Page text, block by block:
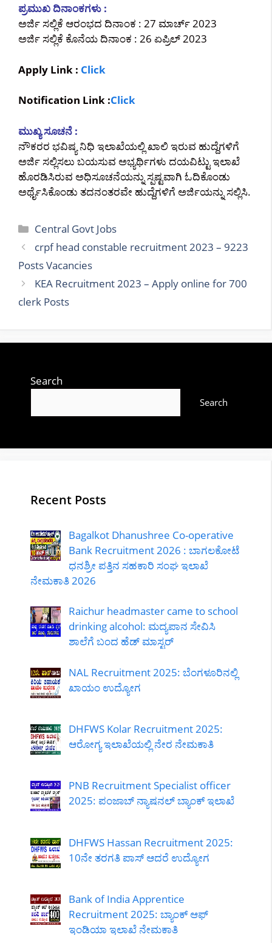
ಪ್ರಮುಖ ದಿನಾಂಕಗಳು :
ಅರ್ಜಿ ಸಲ್ಲಿಕೆ ಆರಂಭದ ದಿನಾಂಕ : 27 ಮಾರ್ಚ್ 2023
ಅರ್ಜಿ ಸಲ್ಲಿಕೆ ಕೊನೆಯ ದಿನಾಂಕ : 26 ಏಪ್ರಿಲ್ 2023
Apply Link : Click
Notification Link :Click
ಮುಖ್ಯ ಸೂಚನೆ :
ನೌಕರರ ಭವಿಷ್ಯ ನಿಧಿ ಇಲಾಖೆಯಲ್ಲಿ ಖಾಲಿ ಇರುವ ಹುದ್ದೆಗಳಿಗೆ
ಅರ್ಜಿ ಸಲ್ಲಿಸಲು ಬಯಸುವ ಅಭ್ಯರ್ಥಿಗಳು ದಯವಿಟ್ಟು ಇಲಾಖೆ
ಹೊರಡಿಸಿರುವ ಅಧಿಸೂಚನೆಯನ್ನು ಸ್ಪಷ್ಟವಾಗಿ ಓದಿಕೊಂಡು
ಅರ್ಥೈಸಿಕೊಂಡು ತದನಂತರವೇ ಹುದ್ದೆಗಳಿಗೆ ಅರ್ಜಿಯನ್ನು ಸಲ್ಲಿಸಿ.
Categories
Central Govt Jobs
crpf head constable recruitment 2023 – 9223
Posts Vacancies
KEA Recruitment 2023 – Apply online for 700
clerk Posts
Search
Search
Recent Posts
Bagalkot Dhanushree Co-operative
Bank Recruitment 2026 : ಬಾಗಲಕೋಟೆ
ಧನಶ್ರೀ ಪತ್ತಿನ ಸಹಕಾರಿ ಸಂಘ ಇಲಾಖೆ
ನೇಮಕಾತಿ 2026
Raichur headmaster came to school
drinking alcohol: ಮದ್ಯಪಾನ ಸೇವಿಸಿ
ಶಾಲೆಗೆ ಬಂದ ಹೆಡ್ ಮಾಸ್ಟರ್
NAL Recruitment 2025: ಬೆಂಗಳೂರಿನಲ್ಲಿ
ಖಾಯಂ ಉದ್ಯೋಗ
DHFWS Kolar Recruitment 2025:
ಆರೋಗ್ಯ ಇಲಾಖೆಯಲ್ಲಿ ನೇರ ನೇಮಕಾತಿ
PNB Recruitment Specialist officer
2025: ಪಂಜಾಬ್ ನ್ಯಾಷನಲ್ ಬ್ಯಾಂಕ್ ಇಲಾಖೆ
DHFWS Hassan Recruitment 2025:
10ನೇ ತರಗತಿ ಪಾಸ್ ಆದರೆ ಉದ್ಯೋಗ
Bank of India Apprentice
Recruitment 2025: ಬ್ಯಾಂಕ್ ಆಫ್
ಇಂಡಿಯಾ ಇಲಾಖೆ ನೇಮಕಾತಿ